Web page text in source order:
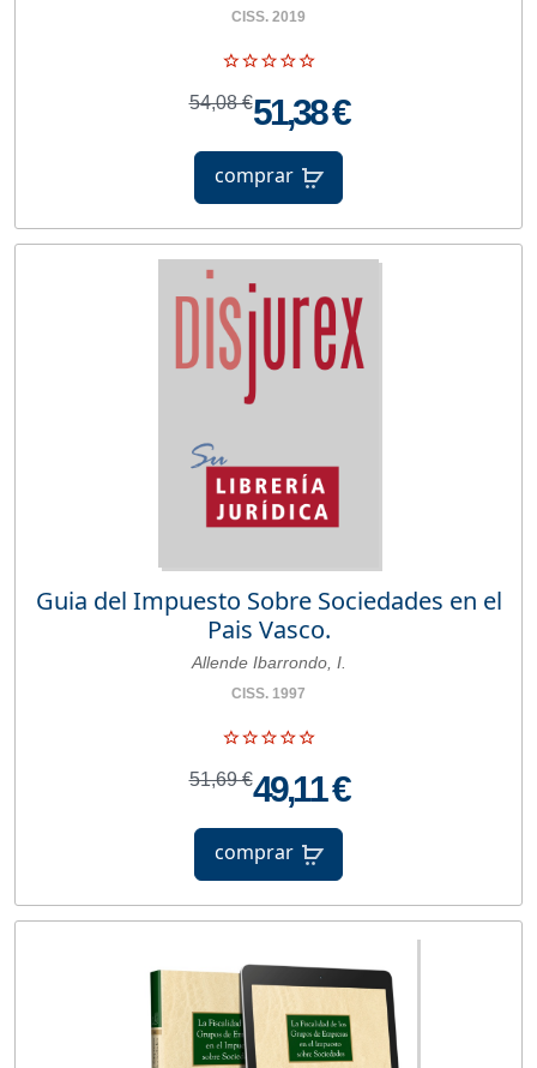
CISS. 2019
54,08 €51,38 €
comprar
Guia del Impuesto Sobre Sociedades en el
Pais Vasco.
Allende Ibarrondo, I.
CISS. 1997
51,69 €49,11 €
comprar